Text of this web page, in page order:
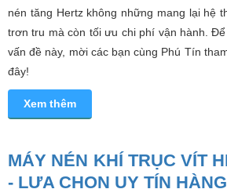
nén tăng Hertz không những mang lại hệ
trơn tru mà còn tối ưu chi phí vận hành.
vấn đề này, mời các bạn cùng Phú Tín
đây!
Xem thêm
MÁY NÉN KHÍ TRỤC VÍT
- LỰA CHỌN UY TÍN